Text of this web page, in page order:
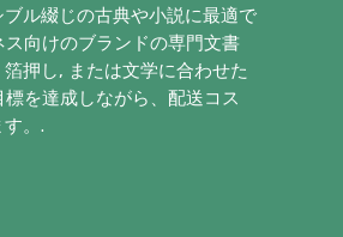
ル綴じの古典や小説に最適で
向けのブランドの専門文書
押し, または文学に合わせた
を達成しながら、配送コス
。.